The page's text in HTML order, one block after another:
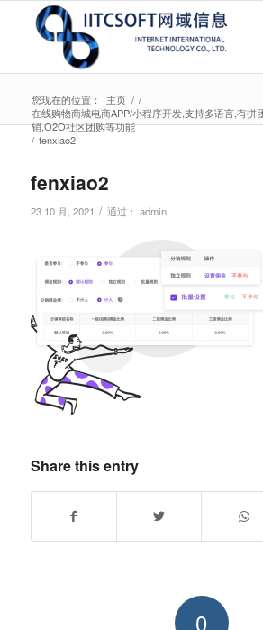
您现在的位置： 主页 / /
在线购物商城电商APP/小程序开发,支持多语言,有拼
销,O2O社区团购等功能
/ fenxiao2
fenxiao2
23 10 月, 2021 / 通过： admin
Share this entry
0